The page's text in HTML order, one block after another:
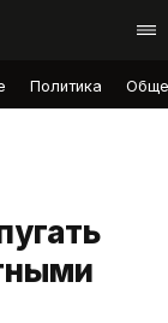
Политика